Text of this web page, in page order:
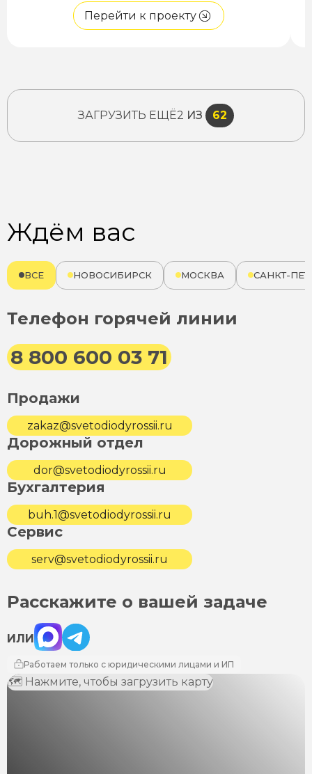
Перейти к проекту
ЗАГРУЗИТЬ ЕЩЁ2 ИЗ 62
Ждём вас
ВСЕ НОВОСИБИРСК МОСКВА САНКТ-
Телефон горячей линии
8 800 600 03 71
Продажи
zakaz@svetodiodyrossii.ru
Дорожный отдел
dor@svetodiodyrossii.ru
Бухгалтерия
buh.1@svetodiodyrossii.ru
Сервис
serv@svetodiodyrossii.ru
Расскажите о вашей задаче
ИЛИ
Max Telegram
Работаем только с юридическими лицами и ИП
🗺 Нажмите, чтобы загрузить карту